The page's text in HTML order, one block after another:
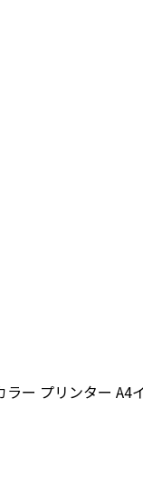
ラー プリンター A4